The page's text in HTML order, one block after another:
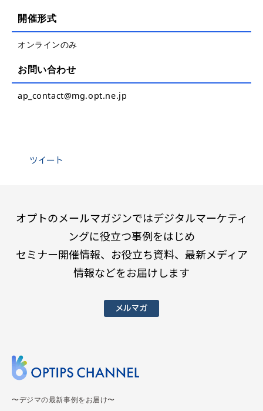
開催形式
オンラインのみ
お問い合わせ
ap_contact@mg.opt.ne.jp
ツイート
オプトのメールマガジンではデジタルマーケティ
ングに役立つ事例をはじめ
セミナー開催情報、お役立ち資料、最新メディア
情報などをお届けします
メルマガ
〜デジマの最新事例をお届け〜